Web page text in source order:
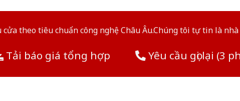
theo tiêu chuẩn công nghệ Châu Âu.Chúng tôi tự tin là
Tải báo giá tổng hợp Yêu cầu gọi lại (3